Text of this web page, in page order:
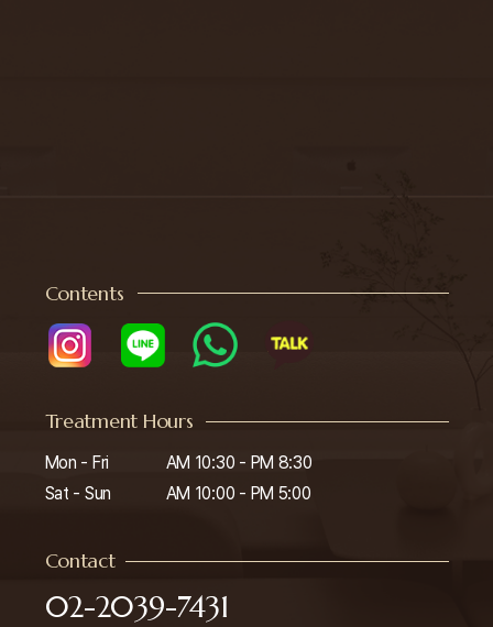
Contents
Treatment Hours
Mon - Fri
Sat - Sun
AM 10:30 - PM 8:30
AM 10:00 - PM 5:00
Contact
02-2039-7431